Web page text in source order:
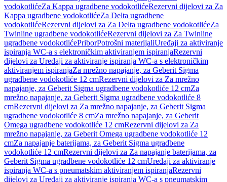
vodokotlićeZa Kappa ugradbene vodokotlićeRezervni dijelovi za Za
Kappa ugradbene vodokotlićeZa Delta ugradbene
vodokotlićeRezervni dijelovi za Za Delta ugradbene vodokotlićeZa
Twinline ugradbene vodokotlićeRezervni dijelovi za Za Twinline
ugradbene vodokotlićePriborPotrošni materijaliUređaji za aktiviranje
ispiranja WC-a s elektroničkim aktiviranjem ispiranjaRezervni
dijelovi za Uređaji za aktiviranje ispiranja WC-a s elektroničkim
aktiviranjem ispiranjaZa mrežno napajanje, za Geberit Sigma
ugradbene vodokotliće 12 cmRezervni dijelovi za Za mrežno
napajanje, za Geberit Sigma ugradbene vodokotliće 12 cmZa
mrežno napajanje, za Geberit Sigma ugradbene vodokotliće 8
cmRezervni dijelovi za Za mrežno napajanje, za Geberit Sigma
ugradbene vodokotliće 8 cmZa mrežno napajanje, za Geberit
Omega ugradbene vodokotliće 12 cmRezervni dijelovi za Za
mrežno napajanje, za Geberit Omega ugradbene vodokotliće 12
cmZa napajanje baterijama, za Geberit Sigma ugradbene
vodokotliće 12 cmRezervni dijelovi za Za napajanje baterijama, za
Geberit Sigma ugradbene vodokotliće 12 cmUređaji za aktiviranje
ispiranja WC-a s pneumatskim aktiviranjem ispiranjaRezervni
dijelovi za Uređaji za aktiviranje ispiranja WC-a s pneumatskim